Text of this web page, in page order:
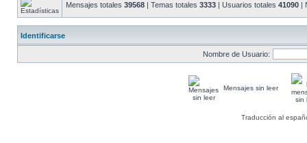
Mensajes totales 39568 | Temas totales 3333 | Usuarios totales 41090 |
Identificarse
Nombre de Usuario:
Mensajes sin leer
Traducción al